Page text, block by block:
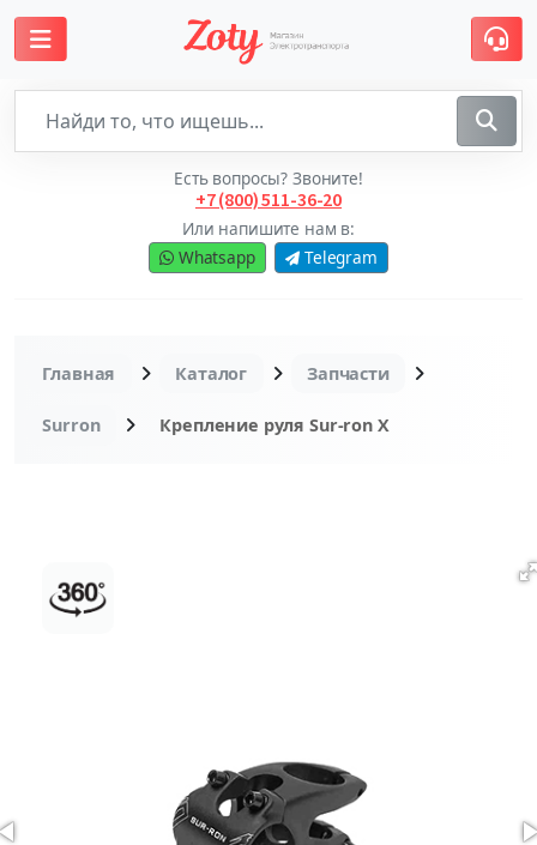
Есть вопросы? Звоните!
+7 (800) 511-36-20
Или напишите нам в:
Whatsapp
Telegram
Главная Каталог Запчасти
Surron Крепление руля Sur-ron X